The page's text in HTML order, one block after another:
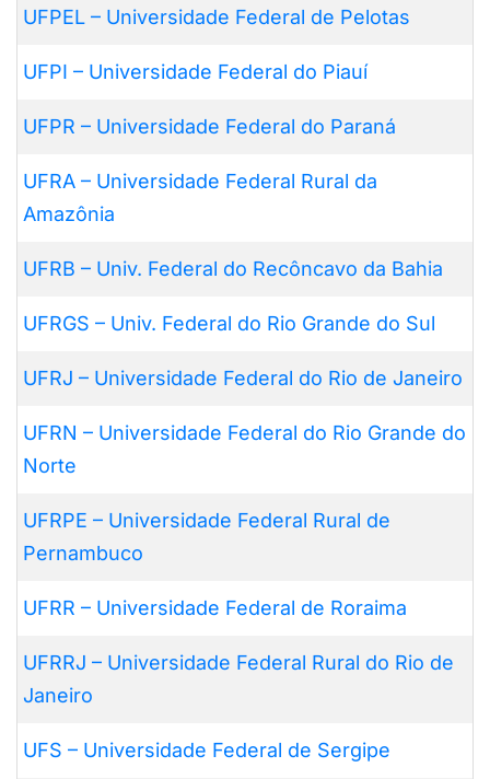
UFPEL – Universidade Federal de Pelotas
UFPI – Universidade Federal do Piauí
UFPR – Universidade Federal do Paraná
UFRA – Universidade Federal Rural da
Amazônia
UFRB – Univ. Federal do Recôncavo da Bahia
UFRGS – Univ. Federal do Rio Grande do Sul
UFRJ – Universidade Federal do Rio de Janeiro
UFRN – Universidade Federal do Rio Grande do
Norte
UFRPE – Universidade Federal Rural de
Pernambuco
UFRR – Universidade Federal de Roraima
UFRRJ – Universidade Federal Rural do Rio de
Janeiro
UFS – Universidade Federal de Sergipe